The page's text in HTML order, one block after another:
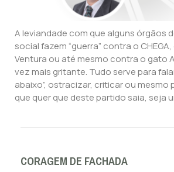
A leviandade com que alguns órgãos
social fazem “guerra” contra o
Ventura ou até mesmo contra o gato
vez mais gritante. Tudo serve para
abaixo”, ostracizar, criticar ou mesmo
que quer que deste partido saia, seja
CORAGEM DE FACHADA